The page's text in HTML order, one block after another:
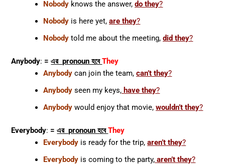
Nobody knows the answer,do they?
Nobody is here yet,are they?
Nobody told me about the meeting,did they?
Anybody: =এর pronoun হবেThey
Anybody can join the team,can’t they?
Anybody seen my keys, have they?
Anybody would enjoy that movie,wouldn’t they?
Everybody: =এর pronoun হবেThey
Everybody is ready for the trip,aren’t they?
Everybody is coming to the party, aren’t they?